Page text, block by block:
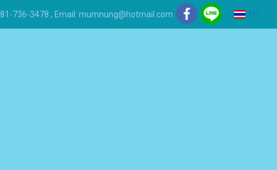
736-3478 , Email: mumnung@hotmail.com TH